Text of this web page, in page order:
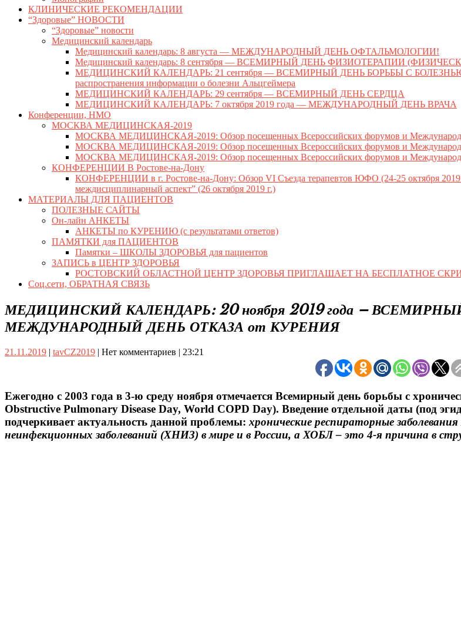
КЛИНИЧЕСКИЕ РЕКОМЕНДАЦИИ
“Здоровые” НОВОСТИ
“Здоровые” новости
Медицинский календарь
Медицинский календарь: 8 августа — МЕЖДУНАРОДНЫЙ ДЕНЬ ОФТАЛЬМОЛОГИИ!
Медицинский календарь: 8 сентября — ВСЕМИРНЫЙ ДЕНЬ ФИЗИОТЕРАПИИ
МЕДИЦИНСКИЙ КАЛЕНДАРЬ: 21 сентября — ВСЕМИРНЫЙ ДЕНЬ БОРЬБЫ С БОЛЕЗНЬЮ
распространения информации о болезни Альцгеймера
МЕДИЦИНСКИЙ КАЛЕНДАРЬ: 29 сентября — ВСЕМИРНЫЙ ДЕНЬ СЕРДЦА
МЕДИЦИНСКИЙ КАЛЕНДАРЬ: 7 октября 2019 года — МЕЖДУНАРОДНЫЙ ДЕНЬ ВРАЧА
Конференции, НМО
МОСКВА МЕДИЦИНСКАЯ-2019
МОСКВА МЕДИЦИНСКАЯ-2019: Обзор посещенных Всероссийских форумов и
МОСКВА МЕДИЦИНСКАЯ-2019: Обзор посещенных Всероссийских форумов и
МОСКВА МЕДИЦИНСКАЯ-2019: Обзор посещенных Всероссийских форумов и
КОНФЕРЕНЦИИ В Ростове-на-Дону
КОНФЕРЕНЦИИ в г. Ростове-на-Дону: Обзор VI Съезда терапевтов ЮФО (24-25 октября
междисциплинарный аспект” (26 октября 2019 г.)
МАТЕРИАЛЫ ДЛЯ ПАЦИЕНТОВ
ПОЛЕЗНЫЕ САЙТЫ
Он-лайн АНКЕТЫ
АНКЕТЫ по КУРЕНИЮ (с результатами ответов)
ПАМЯТКИ для ПАЦИЕНТОВ
Памятки – ШКОЛЫ ЗДОРОВЬЯ для пациентов
ЗАПИСЬ в ЦЕНТР ЗДОРОВЬЯ
РОСТОВСКИЙ ОБЛАСТНОЙ ЦЕНТР ЗДОРОВЬЯ ПРИГЛАШАЕТ НА БЕСПЛАТНОЕ
Соц.сети, ОБРАТНАЯ СВЯЗЬ
Close
Button
МЕДИЦИНСКИЙ КАЛЕНДАРЬ: 20 ноября 2019 года – ВСЕМИРНЫЙ
МЕЖДУНАРОДНЫЙ ДЕНЬ ОТКАЗА от КУРЕНИЯ
21.11.201921.11.2019
| tavCZ2019tavCZ2019
| Нет комментариев | 23:21
Ежегодно с 2003 года в 3-ю среду ноября отмечается Всемирный день борьбы с
Obstructive Pulmonary Disease Day, World COPD Day). Введение отдельной даты (под
подчеркивает актуальность данной проблемы: хронические респираторные
неинфекционных заболеваний (ХНИЗ) в мире и в России, а ХОБЛ – это 4-я причина в